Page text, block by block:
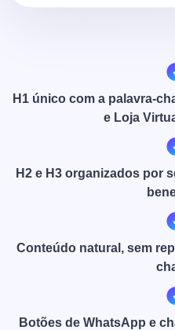
H1 único com a palavra-
e Loja
H2 e H3 organizados por
Conteúdo natural, sem
Botões de WhatsApp e